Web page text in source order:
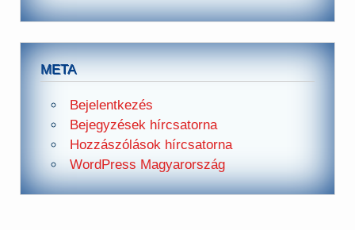
META
Bejelentkezés
Bejegyzések hírcsatorna
Hozzászólások hírcsatorna
WordPress Magyarország